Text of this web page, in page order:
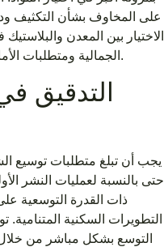
على المخاوف بشأن التكثيف
الاختيار بين المعدن
الجمالية ومتطلبات الأمان وقيود الميزانية بدلاً من الأداء البيئي.
التدقيق
يجب أن تبلغ متطلبات توسيع
حتى بالنسبة لعمليات النشر
ذات القدرة التوسعية
التطويرات السكنية المتنامية.
التوسع بشكل مباشر من